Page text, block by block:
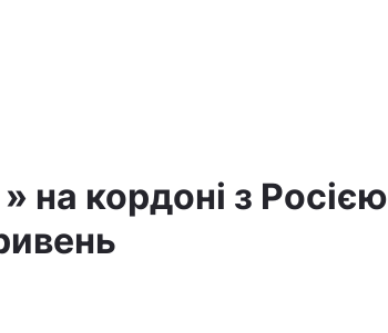
на кордоні з Росією